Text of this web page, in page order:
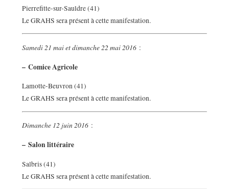
Pierrefitte-sur-Sauldre (41)
Le GRAHS sera présent à cette manifestation.
Samedi 21 mai et dimanche 22 mai 2016:
– Comice Agricole
Lamotte-Beuvron (41)
Le GRAHS sera présent à cette manifestation.
Dimanche 12 juin 2016:
– Salon littéraire
Salbris (41)
Le GRAHS sera présent à cette manifestation.